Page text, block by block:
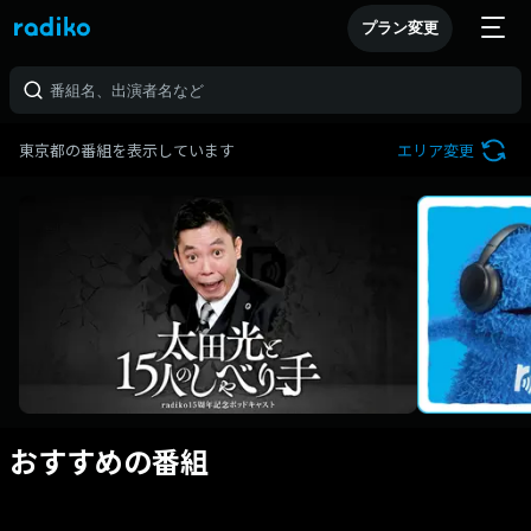
プラン変更
東京都の番組を表示しています エリア変更
おすすめの番組